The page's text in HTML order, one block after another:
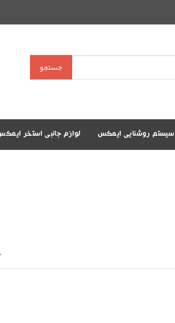
جستجو
سیستم روشنایی ایمکس لوازم جانبی استخر